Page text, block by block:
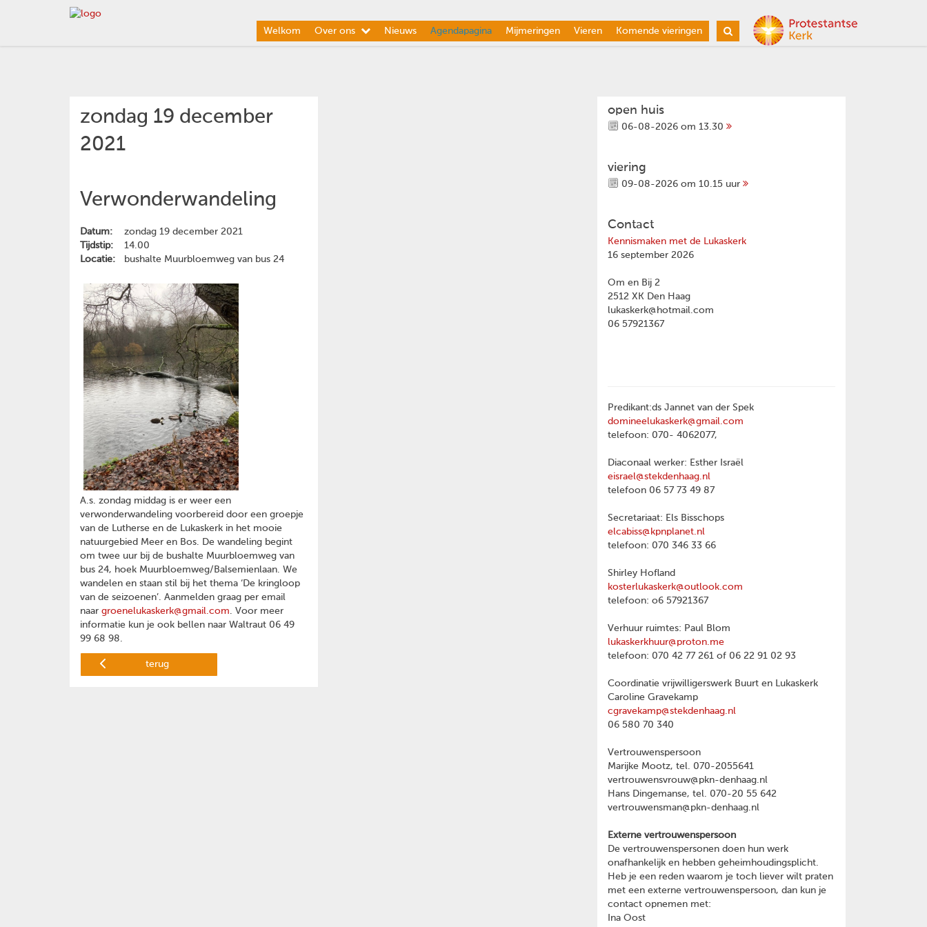
Welkom Over ons Nieuws Agendapagina Mijmeringen Vieren Komende vieringen
zondag 19 december
2021
Verwonderwandeling
Datum:
zondag 19 december 2021
Tijdstip:
14.00
Locatie:
bushalte Muurbloemweg van bus 24
A.s. zondag middag is er weer een
verwonderwandeling voorbereid door een groepje
van de Lutherse en de Lukaskerk in het mooie
natuurgebied Meer en Bos. De wandeling begint
om twee uur bij de bushalte Muurbloemweg van
bus 24, hoek Muurbloemweg/Balsemienlaan. We
wandelen en staan stil bij het thema ‘De kringloop
van de seizoenen’. Aanmelden graag per email
naar groenelukaskerk@gmail.com. Voor meer
informatie kun je ook bellen naar Waltraut 06 49
99 68 98.
terug
open huis
06-08-2026 om 13.30
viering
09-08-2026 om 10.15 uur
Contact
Kennismaken met de Lukaskerk
16 september 2026
Om en Bij 2
2512 XK Den Haag
lukaskerk@hotmail.com
06 57921367
Predikant:ds Jannet van der Spek
domineelukaskerk@gmail.com
telefoon: 070- 4062077,
Diaconaal werker: Esther Israël
eisrael@stekdenhaag.nl
telefoon 06 57 73 49 87
Secretariaat: Els Bisschops
elcabiss@kpnplanet.nl
telefoon: 070 346 33 66
Shirley Hofland
kosterlukaskerk@outlook.com
telefoon: o6 57921367
Verhuur ruimtes: Paul Blom
lukaskerkhuur@proton.me
telefoon: 070 42 77 261 of 06 22 91 02 93
Coordinatie vrijwilligerswerk Buurt en Lukaskerk
Caroline Gravekamp
cgravekamp@stekdenhaag.nl
06 580 70 340
Vertrouwenspersoon
Marijke Mootz, tel. 070-2055641
vertrouwensvrouw@pkn-denhaag.nl
Hans Dingemanse, tel. 070-20 55 642
vertrouwensman@pkn-denhaag.nl
Externe vertrouwenspersoon
De vertrouwenspersonen doen hun werk
onafhankelijk en hebben geheimhoudingsplicht.
Heb je een reden waarom je toch liever wilt praten
met een externe vertrouwenspersoon, dan kun je
contact opnemen met:
Ina Oost